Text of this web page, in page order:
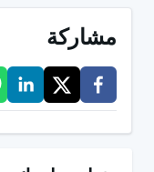
وأشار أوركتشو إلى
التغوط مرتين أو
أن حركة الأمعاء
مشاركة